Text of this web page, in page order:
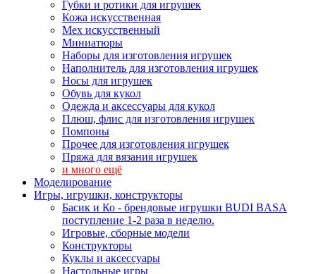
Губки и ротики для игрушек
Кожа искусственная
Мех искусственный
Миниатюры
Наборы для изготовления игрушек
Наполнитель для изготовления игрушек
Носы для игрушек
Обувь для кукол
Одежда и аксессуары для кукол
Плюш, флис для изготовления игрушек
Помпоны
Прочее для изготовления игрушек
Пряжа для вязания игрушек
и много ещё
Моделирование
Игры, игрушки, конструкторы
Басик и Ко - брендовые игрушки BUDI BASA
поступление 1-2 раза в неделю.
Игровые, сборные модели
Конструкторы
Куклы и аксессуары
Настольные игры